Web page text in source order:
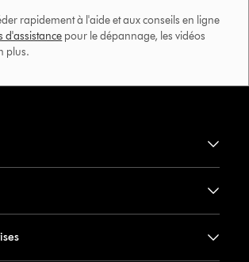
rapidement à l'aide et aux conseils en ligne
d'assistance pour le dépannage, les vidéos
plus.​